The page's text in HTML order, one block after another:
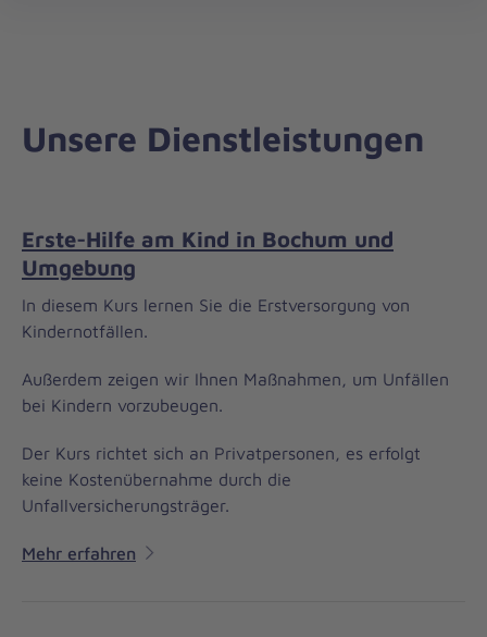
Unsere Dienstleistungen
Erste-Hilfe am Kind in Bochum und
Umgebung
In diesem Kurs lernen Sie die Erstversorgung von
Kindernotfällen.
Außerdem zeigen wir Ihnen Maßnahmen, um Unfällen
bei Kindern vorzubeugen.
Der Kurs richtet sich an Privatpersonen, es erfolgt
keine Kostenübernahme durch die
Unfallversicherungsträger.
Mehr erfahren